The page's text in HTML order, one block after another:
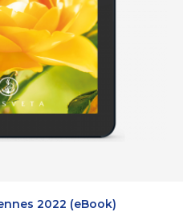
2022 (eBook)